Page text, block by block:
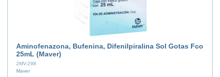
Aminofenazona, Bufenina, Difenilpiralina Sol Gotas Fco
25mL (Maver)
2MV-298
Maver